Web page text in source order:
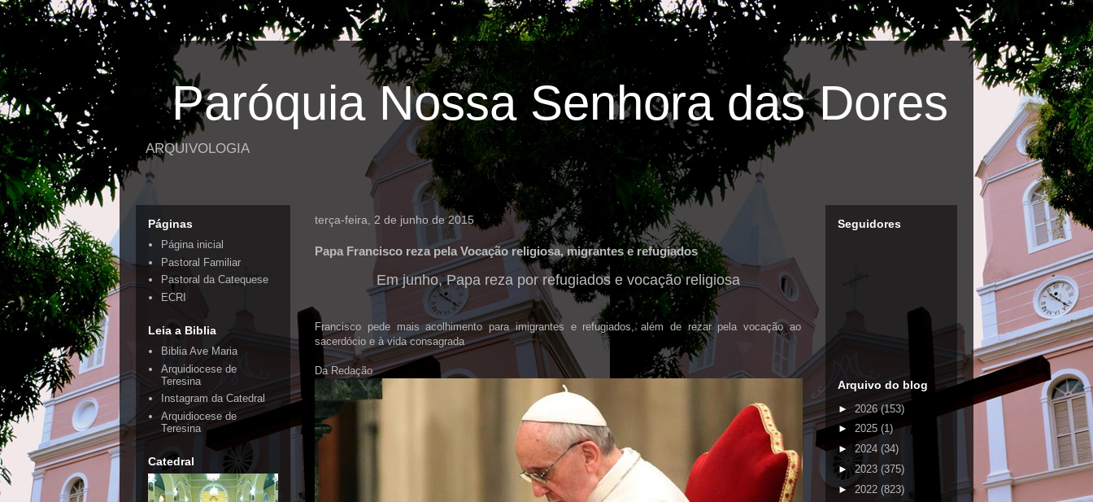
Paróquia Nossa Senhora das Dores
ARQUIVOLOGIA
terça-feira, 2 de junho de 2015
Papa Francisco reza pela Vocação religiosa, migrantes e refugiados
Em junho, Papa reza por refugiados e vocação religiosa
Francisco pede mais acolhimento para imigrantes e refugiados, além de rezar pela vocação ao
sacerdócio e à vida consagrada
Da Redação
Páginas
Página inicial
Pastoral Familiar
Pastoral da Catequese
ECRI
Leia a Biblia
Biblia Ave Maria
Arquidiocese de
Teresina
Instagram da Catedral
Arquidiocese de
Teresina
Catedral
Seguidores
Arquivo do blog
►2026(153)
► 2025 (1)
► 2024 (34)
►2023 (375)
► 2022 (823)